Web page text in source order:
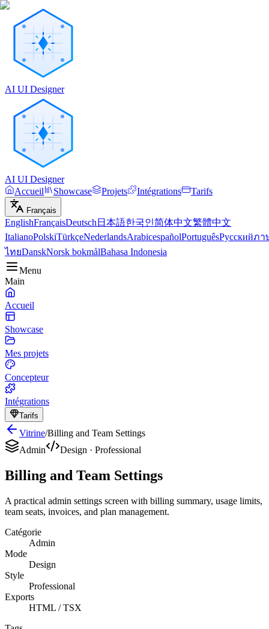
AI UI Designer
AI UI Designer
Accueil
Showcase Projets Intégrations Tarifs
Français
EnglishFrançaisDeutsch 日本語한국인简体中文繁體中文
ItalianoPolskiTürkçeNederlandsArabicespañolPortuguêsРусскийภา
ไทยDanskNorsk bokmålBahasa Indonesia
Menu
Main
Accueil
Showcase
Mes projets
Concepteur
Intégrations
Tarifs
Vitrine/Billing and Team Settings
Admin
Design · Professional
Billing and Team Settings
A practical admin settings screen with billing summary, usage limits,
team seats, invoices, and plan management.
Catégorie
Admin
Mode
Design
Style
Professional
Exports
HTML / TSX